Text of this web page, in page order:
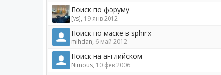
Поиск по форуму
[vs], 19 янв 2012
Поиск по маске в sphinx
mihdan, 6 май 2012
Поиск на английском
Nimous, 10 фев 2006